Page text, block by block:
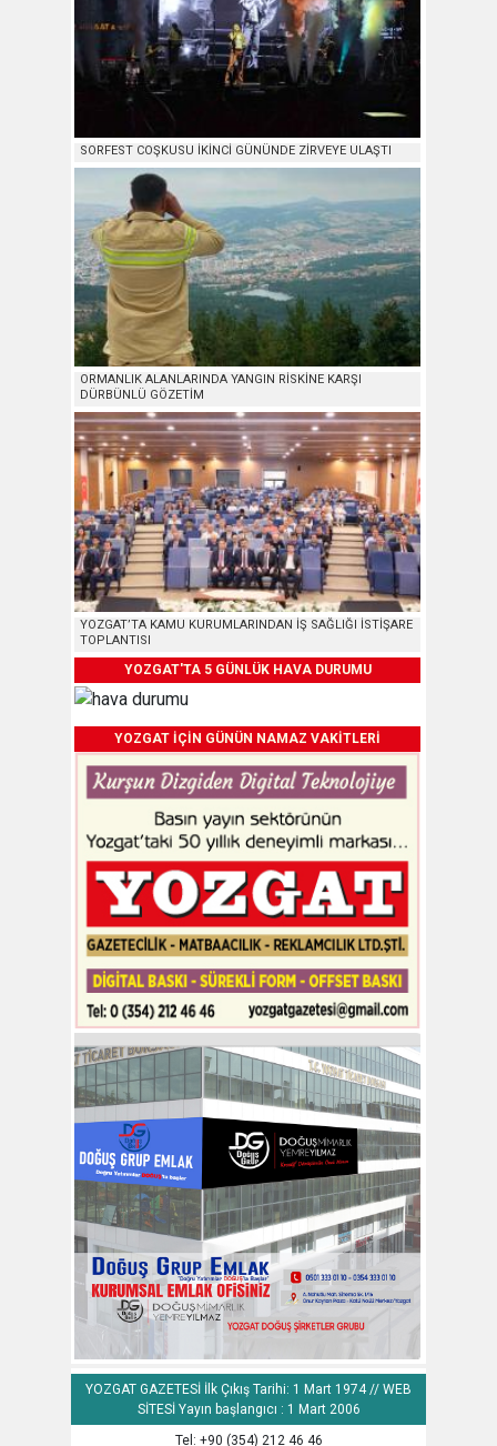
SORFEST COŞKUSU İKİNCİ GÜNÜNDE ZİRVEYE ULAŞTI
ORMANLIK ALANLARINDA YANGIN RİSKİNE KARŞI
DÜRBÜNLÜ GÖZETİM
YOZGAT’TA KAMU KURUMLARINDAN İŞ SAĞLIĞI İSTİŞARE
TOPLANTISI
YOZGAT'TA 5 GÜNLÜK HAVA DURUMU
YOZGAT İÇİN GÜNÜN NAMAZ VAKİTLERİ
YOZGAT GAZETESİ İlk Çıkış Tarihi: 1 Mart 1974 // WEB
SİTESİ Yayın başlangıcı : 1 Mart 2006
Tel: +90 (354) 212 46 46